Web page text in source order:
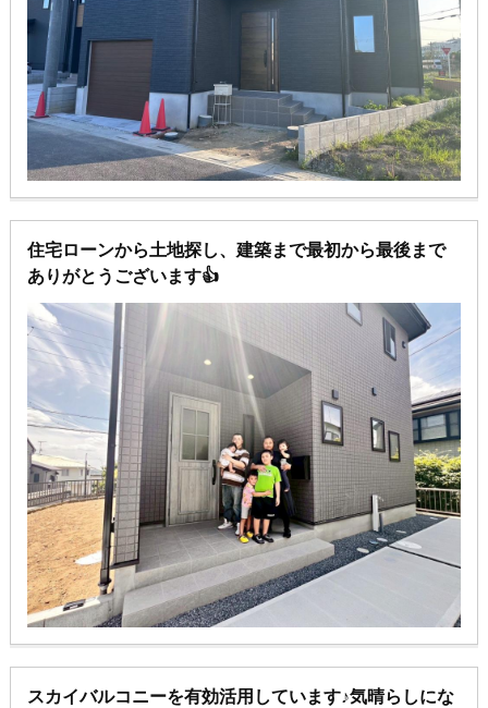
住宅ローンから土地探し、建築まで最初から最後まで
ありがとうございます👍
スカイバルコニーを有効活用しています♪気晴らしにな